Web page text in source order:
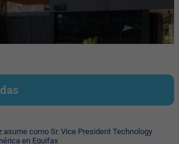
asume como Sr. Vice President Technology
en Equifax